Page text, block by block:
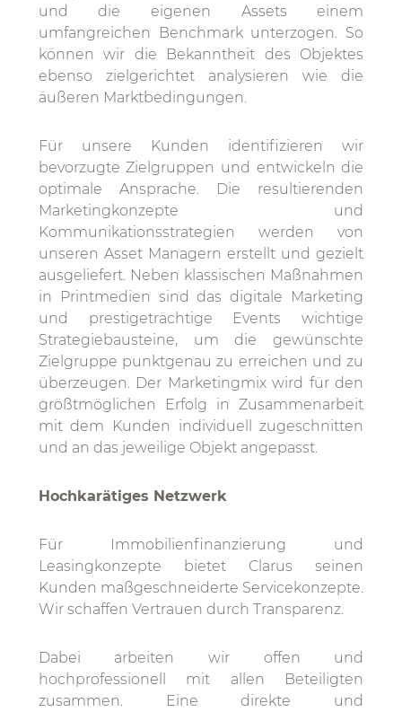
und die eigenen Assets einem
umfangreichen Benchmark unterzogen. So
können wir die Bekanntheit des Objektes
ebenso zielgerichtet analysieren wie die
äußeren Marktbedingungen.
Für unsere Kunden identifizieren wir
bevorzugte Zielgruppen und entwickeln die
optimale Ansprache. Die resultierenden
Marketingkonzepte und
Kommunikationsstrategien werden von
unseren Asset Managern erstellt und gezielt
ausgeliefert. Neben klassischen Maßnahmen
in Printmedien sind das digitale Marketing
und prestigeträchtige Events wichtige
Strategiebausteine, um die gewünschte
Zielgruppe punktgenau zu erreichen und zu
überzeugen. Der Marketingmix wird für den
größtmöglichen Erfolg in Zusammenarbeit
mit dem Kunden individuell zugeschnitten
und an das jeweilige Objekt angepasst.
Hochkarätiges Netzwerk
Für Immobilienfinanzierung und
Leasingkonzepte bietet Clarus seinen
Kunden maßgeschneiderte Servicekonzepte.
Wir schaffen Vertrauen durch Transparenz.
Dabei arbeiten wir offen und
hochprofessionell mit allen Beteiligten
zusammen. Eine direkte und